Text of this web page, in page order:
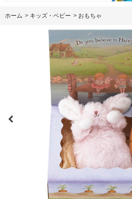
ホーム > キッズ・ベビー > おもちゃ